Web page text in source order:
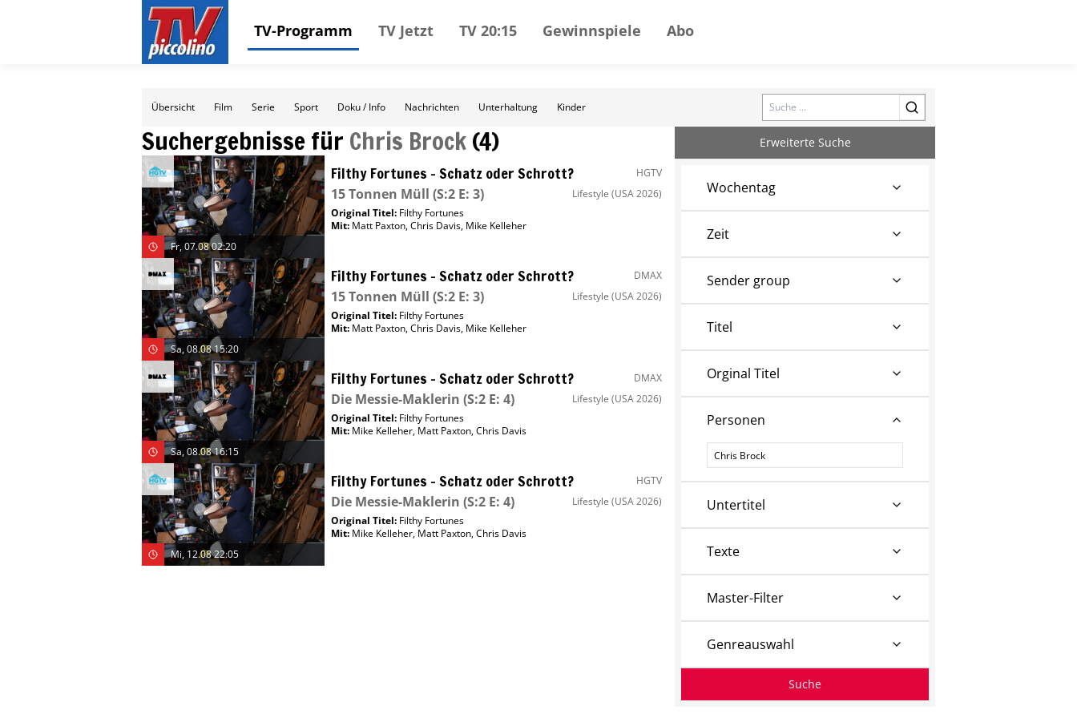
TV-Programm TV Jetzt TV 20:15 Gewinnspiele Abo
Übersicht Film Serie Sport Doku / Info Nachrichten Unterhaltung Kinder Search
Suchergebnisse für Chris Brock(4)
Fr, 07.08 02:20
Filthy Fortunes – Schatz oder Schrott? HGTV
15 Tonnen Müll (S:2 E: 3) Lifestyle (USA 2026)
Original Titel: Filthy Fortunes
Mit: Matt Paxton,Chris Davis, Mike Kelleher
Sa, 08.08 15:20
Filthy Fortunes – Schatz oder Schrott? DMAX
15 Tonnen Müll (S:2 E: 3) Lifestyle (USA 2026)
Original Titel: Filthy Fortunes
Mit: Matt Paxton,Chris Davis, Mike Kelleher
Sa, 08.08 16:15
Filthy Fortunes – Schatz oder Schrott? DMAX
Die Messie-Maklerin (S:2 E: 4) Lifestyle (USA 2026)
Original Titel: Filthy Fortunes
Mit: Mike Kelleher, Matt Paxton,Chris Davis
Mi, 12.08 22:05
Filthy Fortunes – Schatz oder Schrott? HGTV
Die Messie-Maklerin (S:2 E: 4) Lifestyle (USA 2026)
Original Titel: Filthy Fortunes
Mit: Mike Kelleher, Matt Paxton,Chris Davis
Erweiterte Suche
Wochentag
Zeit
Sender group
Titel
Orginal Titel
Personen
Personen
Untertitel
Texte
Master-Filter
Genreauswahl
Suche